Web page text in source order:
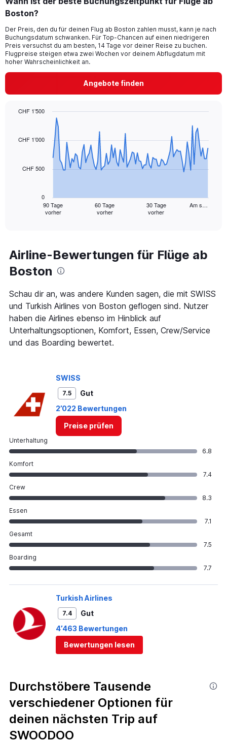
Boston?
Der Preis, den du für deinen Flug ab Boston zahlen musst, kann je nach
Buchungsdatum schwanken. Für Top-Chancen auf einen niedrigeren
Preis versuchst du am besten, 14 Tage vor deiner Reise zu buchen.
Flugpreise steigen etwa zwei Wochen vor deinem Abflugdatum mit
hoher Wahrscheinlichkeit an.
Angebote finden
91
Range:
91
categories.
chart
has
1
Y
axis
displaying
values.
90 Tage
vorher
60 Tage
vorher
30 Tage
vorher
Am s…
0
CHF 500
CHF 1’000
CHF 1’500
Airline-Bewertungen für Flüge ab
Boston
Schau dir an, was andere Kunden sagen, die mit SWISS
und Turkish Airlines von Boston geflogen sind. Nutzer
haben die Airlines ebenso im Hinblick auf
Unterhaltungsoptionen, Komfort, Essen, Crew/Service
und das Boarding bewertet.
SWISS
7.5
Gut
2’022 Bewertungen
Preise prüfen
Unterhaltung
6.8
Komfort
7.4
Crew
8.3
Essen
7.1
Gesamt
7.5
Boarding
7.7
Turkish Airlines
7.4
Gut
4’463 Bewertungen
Bewertungen lesen
Durchstöbere Tausende
verschiedener Optionen für
deinen nächsten Trip auf
SWOODOO